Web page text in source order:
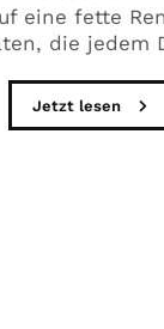
eine fette
die jedem
Jetzt lesen